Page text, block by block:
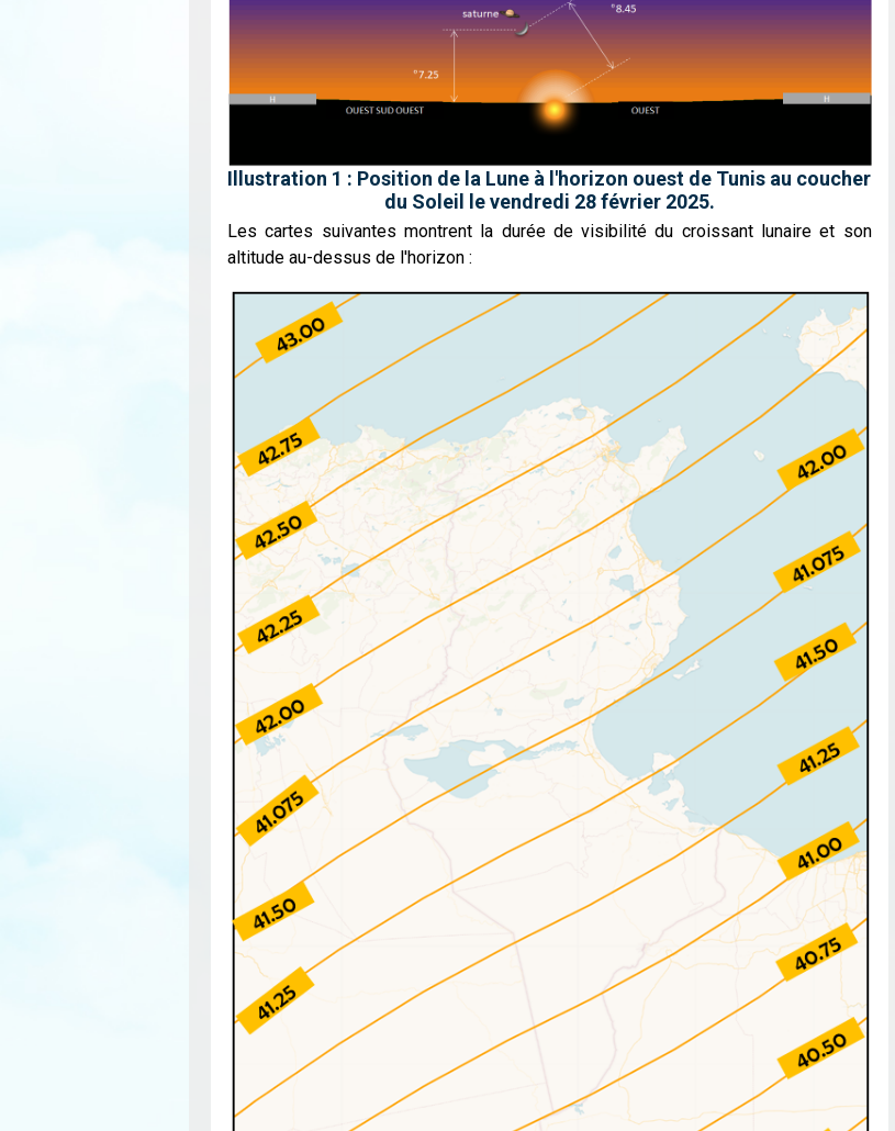
Illustration 1 : Position de la Lune à l'horizon ouest de Tunis au coucher
du Soleil le vendredi 28 février 2025.
Les cartes suivantes montrent la durée de visibilité du croissant lunaire et son
altitude au-dessus de l'horizon :